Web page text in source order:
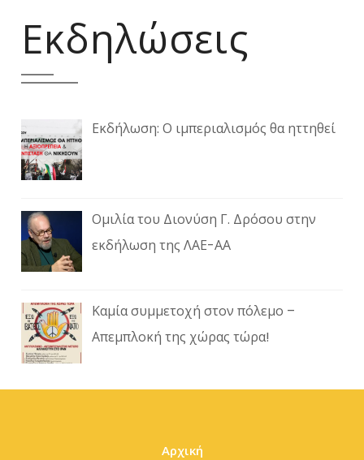
Εκδηλώσεις
Εκδήλωση: Ο ιμπεριαλισμός θα ηττηθεί
Ομιλία του Διονύση Γ. Δρόσου στην
εκδήλωση της ΛΑΕ-ΑΑ
Καμία συμμετοχή στον πόλεμο –
Απεμπλοκή της χώρας τώρα!
Αρχική